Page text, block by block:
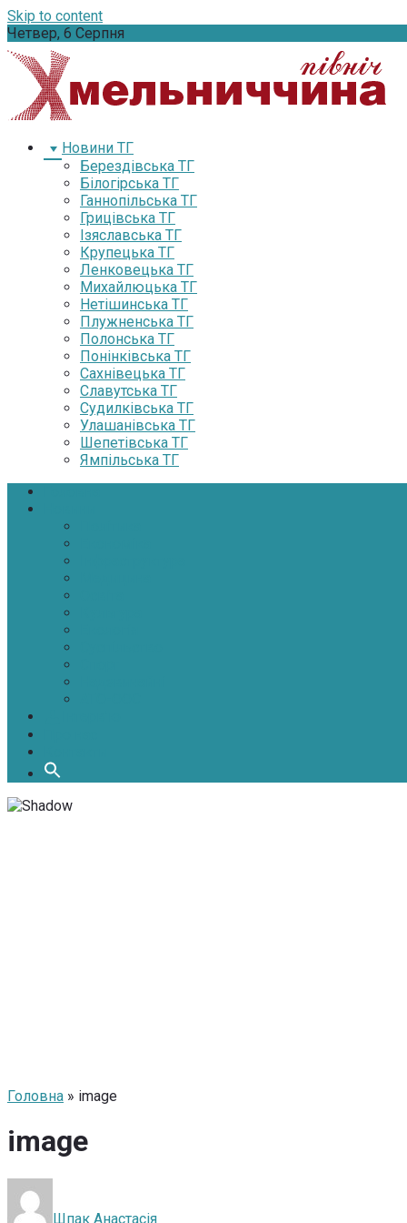
Skip to content
Четвер, 6 Серпня
Новини ТГ
Берездівська ТГ
Білогірська ТГ
Ганнопільська ТГ
Грицівська ТГ
Ізяславська ТГ
Крупецька ТГ
Ленковецька ТГ
Михайлюцька ТГ
Нетішинська ТГ
Плужненська ТГ
Полонська ТГ
Понінківська ТГ
Сахнівецька ТГ
Славутська ТГ
Судилківська ТГ
Улашанівська ТГ
Шепетівська ТГ
Ямпільська ТГ
Головна » image
image
Шпак Анастасія